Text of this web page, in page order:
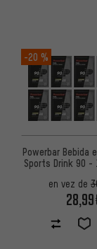
-20 %
Powerbar Bebida
Sports Drink 90 -
en vez de